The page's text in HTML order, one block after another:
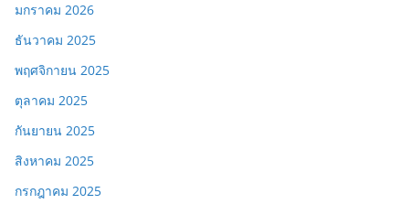
มกราคม 2026
ธันวาคม 2025
พฤศจิกายน 2025
ตุลาคม 2025
กันยายน 2025
สิงหาคม 2025
กรกฎาคม 2025